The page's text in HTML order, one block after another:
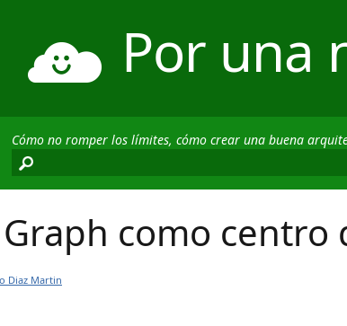
Por una
Cómo no romper los límites, cómo crear una buena
como centro
Diaz Martin